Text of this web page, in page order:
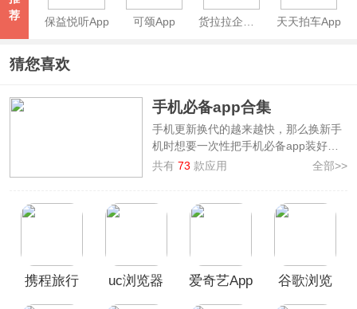
荐
保益悦听App 可颂App 天天拍车App
猜您喜欢
手机必备app合集
手机更新换代的越来越快，那么换新手
机时想要一次性把手机必备app装好，
不妨来看看本站整理制作的
手机必备
率比较高的app，而且这些应用可以让
件功能不同、适用人群也不一样，大家
可以根据个人需求和偏好进行下载。
共有73 款应用 全部>>
携程旅行
uc浏览器
爱奇艺App
谷歌浏览